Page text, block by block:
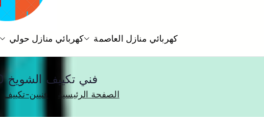
كهربائي منازل العاصمة كهربائي منازل حولي
فني تكييف الشويخ 55560390 تركيب تكييف مركزي هندي الكويت
الصفحة الرئيسية فنيين-تكييف